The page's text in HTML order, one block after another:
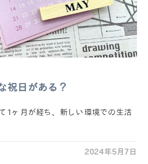
祝日がある？
1ヶ月が経ち、新しい環境での生活
2024年5月7日